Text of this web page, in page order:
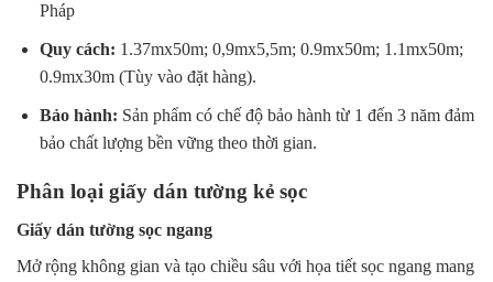
Pháp
Quy cách: 1.37mx50m; 0,9mx5,5m; 0.9mx50m; 1.1mx50m;
0.9mx30m (Tùy vào đặt hàng).
Bảo hành: Sản phẩm có chế độ bảo hành từ 1 đến 3 năm đảm
bảo chất lượng bền vững theo thời gian.
Phân loại giấy dán tường kẻ sọc
Giấy dán tường sọc ngang
Mở rộng không gian và tạo chiều sâu với họa tiết sọc ngang mang